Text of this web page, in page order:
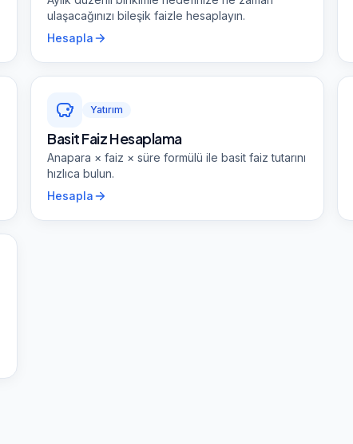
ulaşacağınızı bileşik faizle hesaplayın.
Hesapla
Yatırım
Basit Faiz Hesaplama
Anapara × faiz × süre formülü ile basit faiz tutarını
hızlıca bulun.
Hesapla